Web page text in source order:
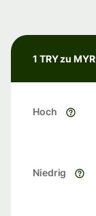
1 TRY zu MYR
Hoch
Niedrig